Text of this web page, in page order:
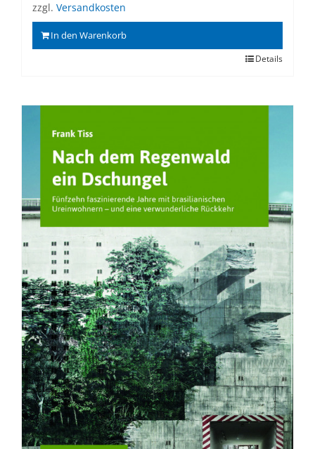
zzgl. Versandkosten
In den Warenkorb
Details